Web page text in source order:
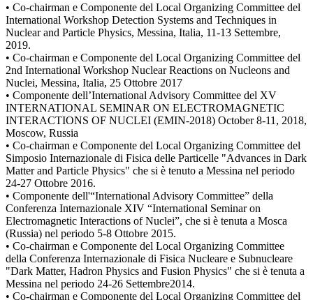
• Co-chairman e Componente del Local Organizing Committee del
International Workshop Detection Systems and Techniques in
Nuclear and Particle Physics, Messina, Italia, 11-13 Settembre,
2019.
• Co-chairman e Componente del Local Organizing Committee del
2nd International Workshop Nuclear Reactions on Nucleons and
Nuclei, Messina, Italia, 25 Ottobre 2017
• Componente dell’International Advisory Committee del XV
INTERNATIONAL SEMINAR ON ELECTROMAGNETIC
INTERACTIONS OF NUCLEI (EMIN-2018) October 8-11, 2018,
Moscow, Russia
• Co-chairman e Componente del Local Organizing Committee del
Simposio Internazionale di Fisica delle Particelle "Advances in Dark
Matter and Particle Physics" che si è tenuto a Messina nel periodo
24-27 Ottobre 2016.
• Componente dell'“International Advisory Committee” della
Conferenza Internazionale XIV “International Seminar on
Electromagnetic Interactions of Nuclei”, che si è tenuta a Mosca
(Russia) nel periodo 5-8 Ottobre 2015.
• Co-chairman e Componente del Local Organizing Committee
della Conferenza Internazionale di Fisica Nucleare e Subnucleare
"Dark Matter, Hadron Physics and Fusion Physics" che si è tenuta a
Messina nel periodo 24-26 Settembre2014.
• Co-chairman e Componente del Local Organizing Committee del